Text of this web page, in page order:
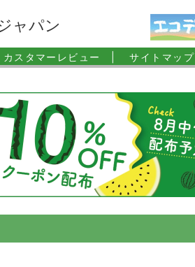
ャパン
カスタマーレビュー | サイトマップ